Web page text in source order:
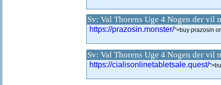
Sv: Val Thorens Uge 4 Nogen der vil
https://prazosin.monster/">buy prazosin
Sv: Val Thorens Uge 4 Nogen der vil
https://cialisonlinetabletsale.quest/